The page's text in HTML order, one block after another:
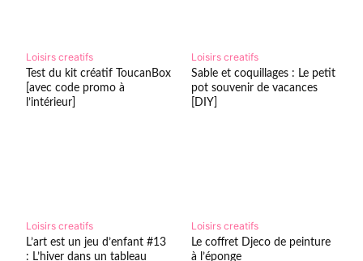
Loisirs creatifs
Test du kit créatif ToucanBox
[avec code promo à
l’intérieur]
Loisirs creatifs
Sable et coquillages : Le petit
pot souvenir de vacances
[DIY]
Loisirs creatifs
L’art est un jeu d’enfant #13
: L’hiver dans un tableau
Loisirs creatifs
Le coffret Djeco de peinture
à l’éponge